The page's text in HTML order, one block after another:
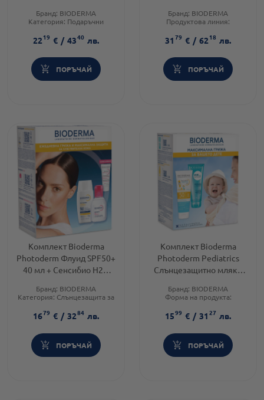
след слънце 100мл
Бранд: BIODERMA
Категория: Подаръчни
Тип козметика:
Дермокозметика
2219 € / 4340 лв.
ПОРЪЧАЙ
възрастни SPF50+ 200мл
Бранд: BIODERMA
Продуктова линия:
Brand: BIODERMA
3179 € / 6218 лв.
ПОРЪЧАЙ
Комплект Bioderma
Photoderm Флуид SPF50+
40 мл + Сенсибио Н2О
Дифенсив серум 5 мл
Бранд: BIODERMA
Категория: Слънцезащита за
Brand: BIODERMA
1679 € / 3284 лв.
ПОРЪЧАЙ
Комплект Bioderma
Photoderm Pediatrics
Слънцезащитно мляко
Гел мусан 200мл Годен
Бранд: BIODERMA
Форма на продукта:
Brand: BIODERMA
1599 € / 3127 лв.
ПОРЪЧАЙ